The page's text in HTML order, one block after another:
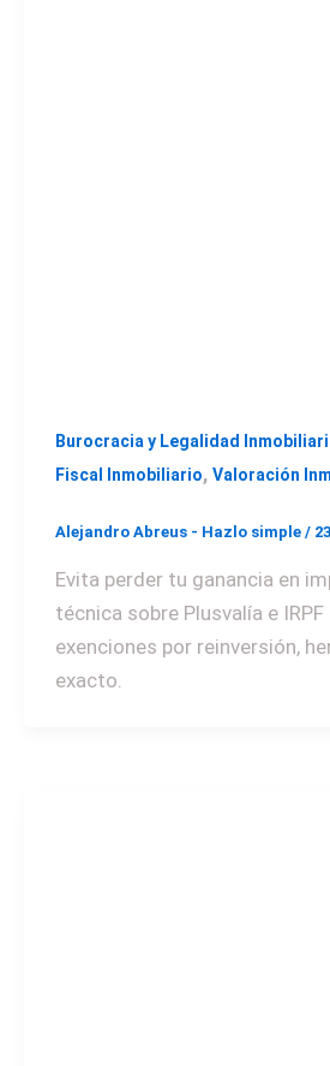
Burocracia y Legalidad
Fiscal Inmobiliario, Valoración
Alejandro Abreus - Hazlo simple /
Evita perder tu ganancia en
técnica sobre Plusvalía e IRPF
exenciones por reinversión,
exacto.